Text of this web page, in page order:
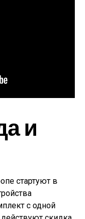
и
стартуют в
с одной